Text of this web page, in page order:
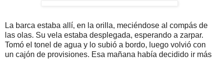
La barca estaba allí, en la orilla, meciéndose al compás de
las olas. Su vela estaba desplegada, esperando a zarpar.
Tomó el tonel de agua y lo subió a bordo, luego volvió con
un cajón de provisiones. Esa mañana había decidido ir más